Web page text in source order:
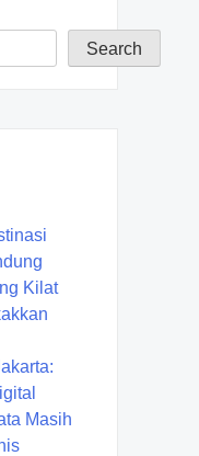
Search
Kilat
Masih